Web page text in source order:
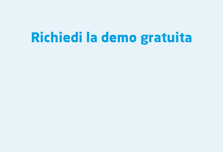
Richiedi la demo gratuita